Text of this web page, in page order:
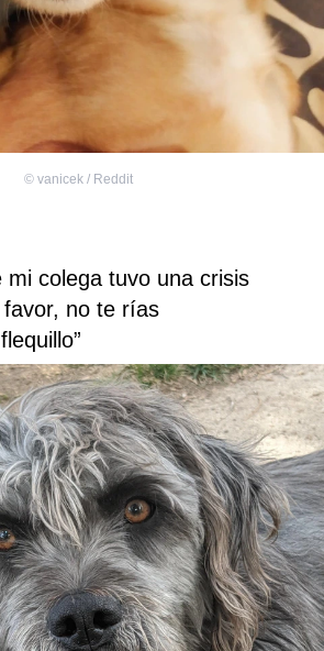
© vanicek / Reddit
mi colega tuvo una crisis
no te rías